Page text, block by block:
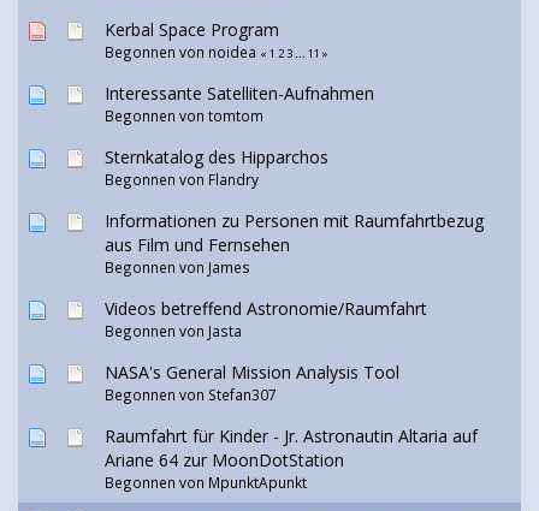
Kerbal Space Program
Begonnen von noidea « 1 23... 11 »
Interessante Satelliten-Aufnahmen
Begonnen von tomtom
Sternkatalog des Hipparchos
Begonnen von Flandry
Informationen zu Personen mit Raumfahrtbezug
aus Film und Fernsehen
Begonnen von James
Videos betreffend Astronomie/Raumfahrt
Begonnen von Jasta
NASA's General Mission Analysis Tool
Begonnen von Stefan307
Raumfahrt für Kinder - Jr. Astronautin Altaria auf
Ariane 64 zur MoonDotStation
Begonnen von MpunktApunkt